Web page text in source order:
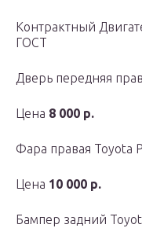
Контрактный
ГОСТ
Дверь передняя
Цена 8 000 р.
Фара правая Toyota
Цена 10 000 р.
Бампер задний